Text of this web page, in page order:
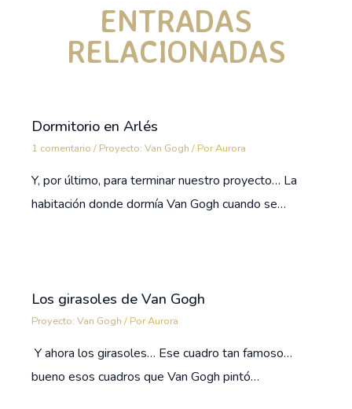
ENTRADAS
RELACIONADAS
Dormitorio en Arlés
1 comentario / Proyecto: Van Gogh / PorAurora
Y, por último, para terminar nuestro proyecto… La
habitación donde dormía Van Gogh cuando se…
Los girasoles de Van Gogh
Proyecto: Van Gogh / PorAurora
Y ahora los girasoles… Ese cuadro tan famoso…
bueno esos cuadros que Van Gogh pintó…